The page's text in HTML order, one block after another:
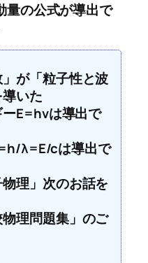
量の公式が導出で
が「粒子性と波
いた
E=hνは導出で
λ=E/cは導出で
理」次のお話を
理問題集」のご